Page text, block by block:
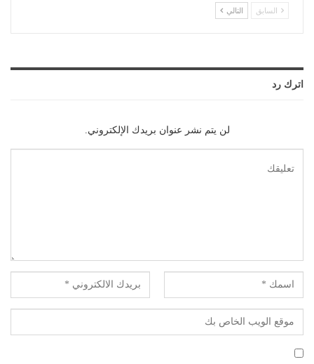
السابق التالي
اترك رد
لن يتم نشر عنوان بريدك الإلكتروني.